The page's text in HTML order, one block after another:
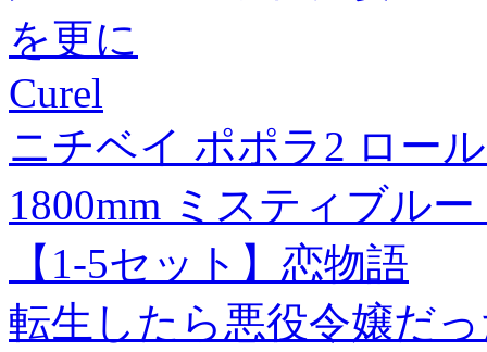
を更に
Curel
ニチベイ ポポラ2 ロー
1800mm ミスティブル
【1-5セット】恋物語
転生したら悪役令嬢だ